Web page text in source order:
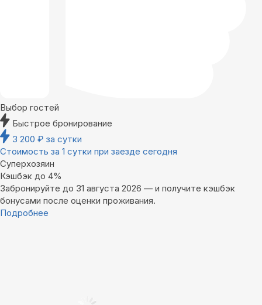
Выбор гостей
Быстрое бронирование
3 200 ₽ за сутки
Стоимость за 1 сутки при заезде сегодня
Суперхозяин
Кэшбэк до 4%
Забронируйте до 31 августа 2026 — и получите кэшбэк
бонусами после оценки проживания.
Подробнее